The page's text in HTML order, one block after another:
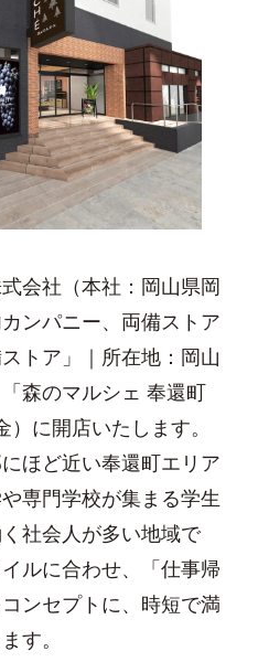
会社（本社：岡山県岡
ンパニー、両備ストア
トア」｜所在地：岡山
森のマルシェ 奉還町
）に開店いたします。
ほど近い奉還町エリア
専門学校が集まる学生
社会人が多い地域で
ルに合わせ、「仕事帰
ンセプトに、時短で満
す。